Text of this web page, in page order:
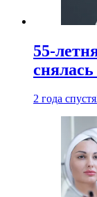
55-
2 года спустя